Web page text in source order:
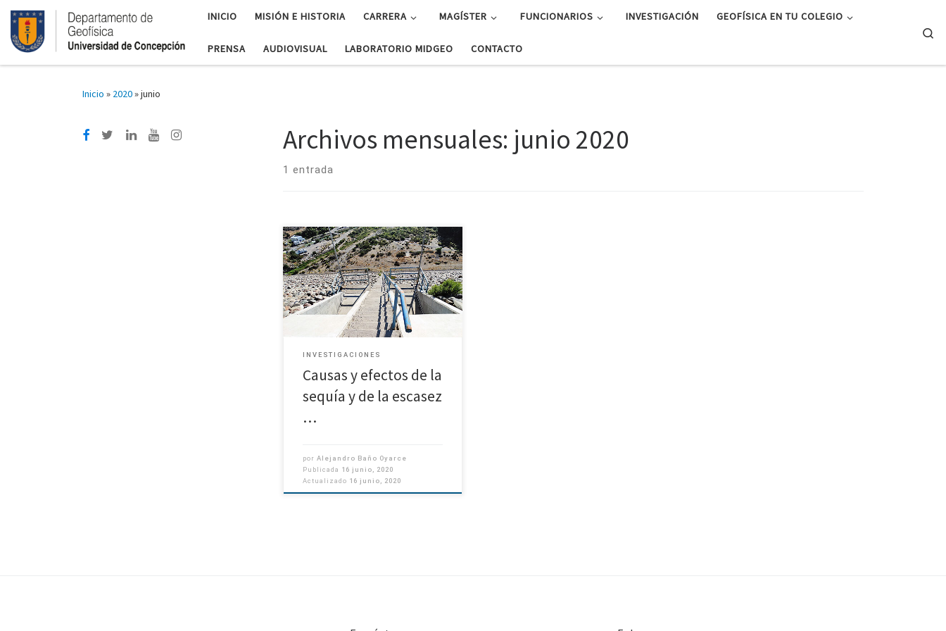
INICIO MISIÓN E HISTORIA CARRERA MAGÍSTER FUNCIONARIOS INVESTIGACIÓN GEOFÍSICA EN TU COLEGIO
PRENSA AUDIOVISUAL LABORATORIO MIDGEO CONTACTO
Inicio » 2020»junio
Archivos mensuales: junio 2020
1 entrada
Dr. Rodrigo Abarca del Río, de
Geofísica UdeC, explica la situación
hídrica actual y próxima en el mundo,
y propone cambios drásticos en la
gestión del agua, en los estilos […]
INVESTIGACIONES
Causas y efectos de la
sequía y de la escasez
…
porAlejandro Baño Oyarce
Publicada 16 junio, 2020
Actualizado 16 junio, 2020